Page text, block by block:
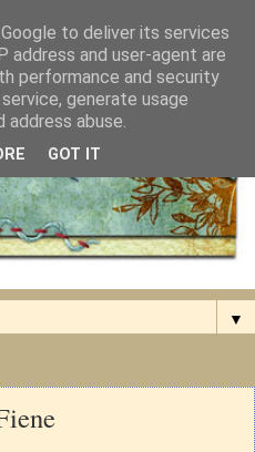
▼
to deliver its services
address and user-agent are
performance and security
generate usage
abuse.
GOT IT